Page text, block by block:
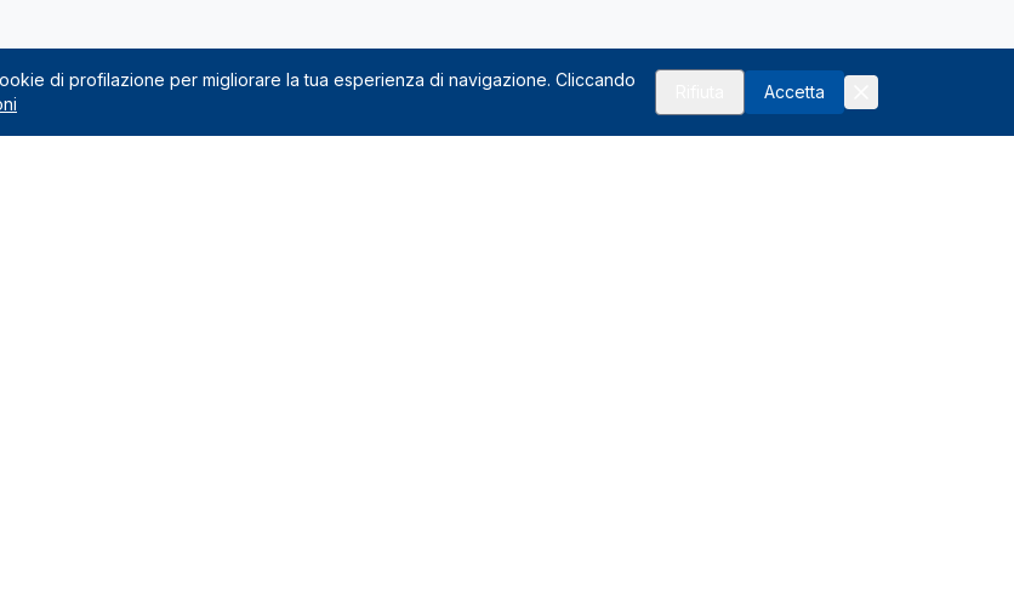
di profilazione per migliorare la tua esperienza di navigazione. Cliccando
Accetta